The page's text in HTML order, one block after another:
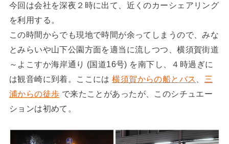
今回は会社を深夜２時に出て、近くのカーシェアリング
を利用する。
この時間からでも現地で時間が余ってしまうので、みな
とみらいや山下公園方面を適当に流しつつ、横須賀街道
～よこすか海岸通り (国道16号) を南下し、４時過ぎに
は観音崎に到着。ここには横須賀からの船とバス
三
浦からの徒歩 で来たことがあったが、このシチュエー
ションは初めて。